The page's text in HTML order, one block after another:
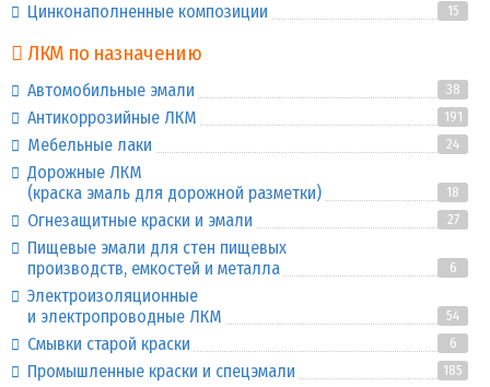
Цинконаполненные композиции 15
ЛКМ по назначению
Автомобильные эмали 38
Антикоррозийные ЛКМ 191
Мебельные лаки 24
Дорожные ЛКМ
(краска эмаль для дорожной разметки)
18
Огнезащитные краски и эмали 27
Пищевые эмали для стен пищевых
производств, емкостей и металла
6
Электроизоляционные
и электропроводные ЛКМ
54
Смывки старой краски 6
Промышленные краски и спецэмали 185